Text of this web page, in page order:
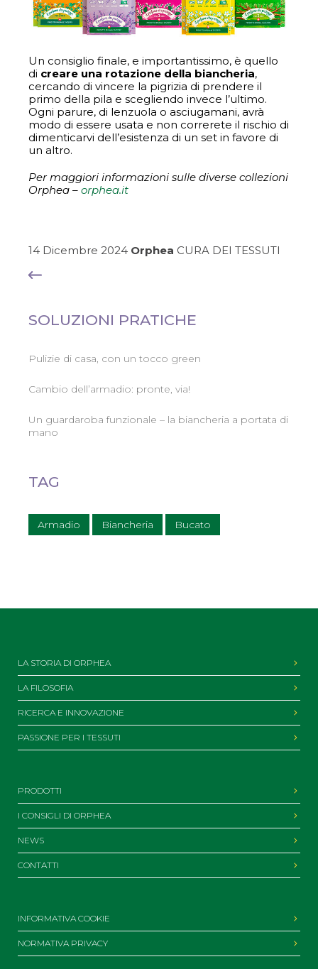
Un consiglio finale, e importantissimo, è quello
di creare una rotazione della biancheria,
cercando di vincere la pigrizia di prendere il
primo della pila e scegliendo invece l’ultimo.
Ogni parure, di lenzuola o asciugamani, avrà
modo di essere usata e non correrete il rischio di
dimenticarvi dell’esistenza di un set in favore di
un altro.
Per maggiori informazioni sulle diverse collezioni
Orphea – orphea.it
14 Dicembre 2024 Orphea CURA DEI TESSUTI
SOLUZIONI PRATICHE
Pulizie di casa, con un tocco green
Cambio dell’armadio: pronte, via!
Un guardaroba funzionale – la biancheria a portata di
mano
TAG
Armadio Biancheria Bucato
LA STORIA DI ORPHEA
LA FILOSOFIA
RICERCA E INNOVAZIONE
PASSIONE PER I TESSUTI
PRODOTTI
I CONSIGLI DI ORPHEA
NEWS
CONTATTI
INFORMATIVA COOKIE
NORMATIVA PRIVACY